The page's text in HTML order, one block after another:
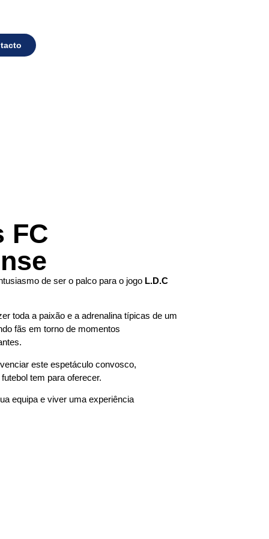
FC
de ser o palco para o jogo L.D.C
toda a paixão e a adrenalina típicas de um
fãs em torno de momentos
este espetáculo convosco,
tem para oferecer.
equipa e viver uma experiência